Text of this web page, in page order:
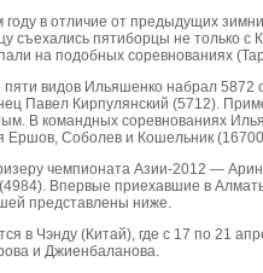
году в отличие от предыдущих
съехались пятиборцы не только с
на подобных соревнованиях
пяти видов Ильяшенко набрал 5872
Павел Кирпулянский (5712).
В командных соревнованиях
Соболев и Кошельник
чемпионата Азии-2012 —
Впервые приехавшие в
представлены ниже.
в Чэнду (Китай), где с 17 по 21
и Джиенбаланова.